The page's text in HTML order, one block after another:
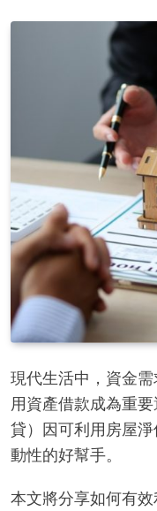
現代生活中，資金
用資產借款成為重
貸）因可利用房屋
動性的好幫手。
本文將分享如何有效